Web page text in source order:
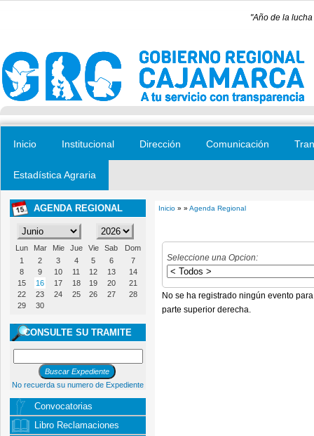
"Año de la
Inicio Institucional Dirección Comunicación
Estadística Agraria
AGENDA REGIONAL
Lun Mar Mie Jue Vie Sab
Dom
1
2 3 4 5 6
7
8
9 10 11 12 13
14
15
16 17 18 19 20
21
22
23 24 25 26 27
28
29
30
CONSULTE SU TRAMITE
No recuerda su numero de Expediente
Convocatorias
Libro Reclamaciones
Inicio » » Agenda Regional
Seleccione una Opcion:
No se ha registrado ningún evento
parte superior derecha.